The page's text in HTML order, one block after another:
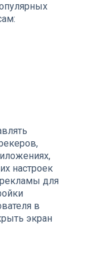
настроек
рекламы для
в
экран